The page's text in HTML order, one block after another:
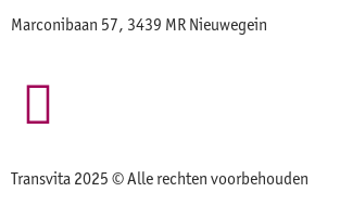
Marconibaan 57, 3439 MR Nieuwegein
Transvita 2025 © Alle rechten voorbehouden